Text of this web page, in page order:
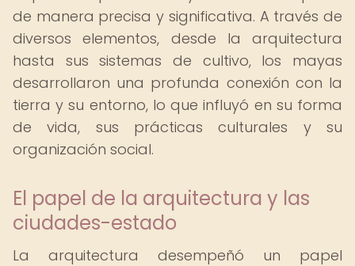
de manera precisa y significativa. A través de
diversos elementos, desde la arquitectura
hasta sus sistemas de cultivo, los mayas
desarrollaron una profunda conexión con la
tierra y su entorno, lo que influyó en su forma
de vida, sus prácticas culturales y su
organización social.
El papel de la arquitectura y las
ciudades-estado
La arquitectura desempeñó un papel